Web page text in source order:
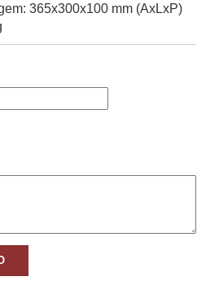
365x300x100 mm (AxLxP)